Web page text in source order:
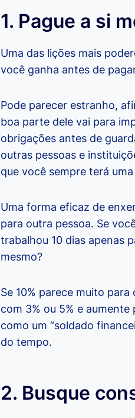
1. Pague a si
Uma das lições mais
você ganha antes de
Pode parecer estranho,
boa parte dele vai para
obrigações antes de
outras pessoas e
que você sempre terá
Uma forma eficaz de
para outra pessoa. Se
trabalhou 10 dias apenas
mesmo?
Se 10% parece muito
com 3% ou 5% e
como um “soldado
do tempo.
2. Busque